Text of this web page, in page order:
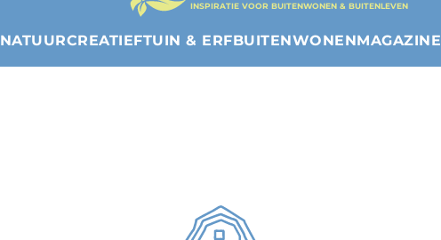
INSPIRATIE VOOR BUITENWONEN & BUITENLEVEN
NATUURCREATIEFTUIN & ERFBUITENWONENMAGAZINE